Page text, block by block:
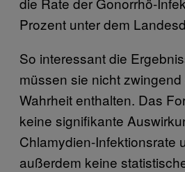
Prozent unter dem
So interessant die
müssen sie nicht
Wahrheit enthalten. Das
keine signifikante
Chlamydien-Infektionsrate
außerdem keine